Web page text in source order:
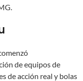
de equipos de
de acción real y bolas